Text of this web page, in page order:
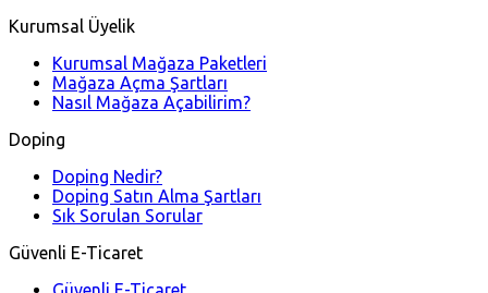
Kurumsal Üyelik
Kurumsal Mağaza Paketleri
Mağaza Açma Şartları
Nasıl Mağaza Açabilirim?
Doping
Doping Nedir?
Doping Satın Alma Şartları
Sık Sorulan Sorular
Güvenli E-Ticaret